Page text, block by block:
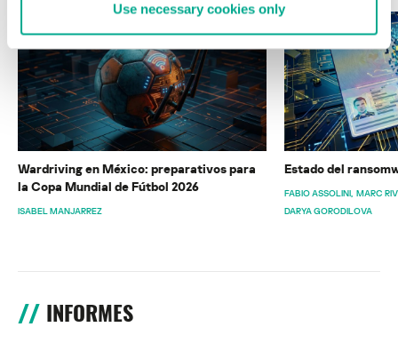
Use necessary cookies only
Wardriving en México: preparativos para
la Copa Mundial de Fútbol 2026
ISABEL MANJARREZ
Estado del
FABIO ASSOLINI MARC
DARYA GORODILOVA
INFORMES